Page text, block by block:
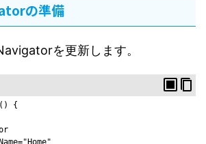
の準備
を更新します。
{